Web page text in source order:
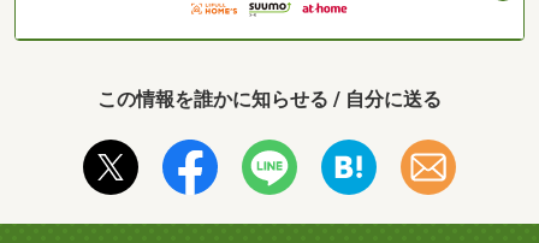
この情報を誰かに知らせる / 自分に送る